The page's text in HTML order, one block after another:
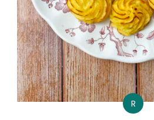
R